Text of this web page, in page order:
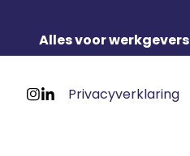
Alles voor werkgevers
Footer
Privacyverklaring